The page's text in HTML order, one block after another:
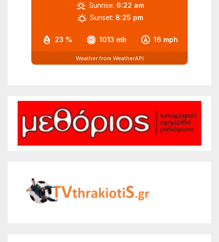
23 % 1013 mb 16 mph
Sunrise: 6:22 am
Sunset: 8:25 pm
Weather from WeatherAPI